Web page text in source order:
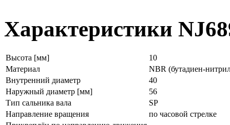
Характеристики
Высота [мм]
10
Материал
NBR (бутадиен-
Внутренний диаметр
40
Наружный диаметр [мм]
56
Тип сальника вала
SP
Направление вращения
по часовой стрелке